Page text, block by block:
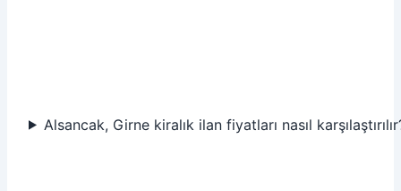
Alsancak, Girne kiralık ilan fiyatları nasıl